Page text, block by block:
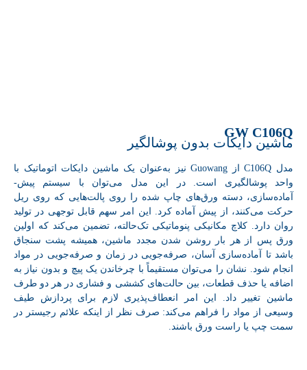
GW C106Q
ماشین دایکات بدون پوشالگیر
مدل C106Q از Guowang نیز به‌عنوان یک ماشین دایکات اتوماتیک با
واحد پوشالگیری است. در این مدل می‌توان با سیستم پیش‌-
آماده‌سازی، دسته ورق‌های چاپ شده را روی پالت‌هایی که روی ریل
حرکت می‌کنند، از پیش آماده کرد. این امر سهم قابل توجهی در تولید
روان دارد. کلاچ مکانیکی پنوماتیکی تک‌حالته، تضمین می‌کند که اولین
ورق پس از هر بار روشن شدن مجدد ماشین، همیشه پشت سنجاق
باشد تا آماده‌سازی آسان، صرفه‌جویی در زمان و صرفه‌جویی در مواد
انجام شود. نشان را می‌توان مستقیماً با چرخاندن یک پیچ و بدون نیاز به
اضافه یا حذف قطعات، بین حالت‌های کششی و فشاری در هر دو طرف
ماشین تغییر داد. این امر انعطاف‌پذیری لازم برای پردازش طیف
وسیعی از مواد را فراهم می‌کند: صرف نظر از اینکه علائم رجیستر در
سمت چپ یا راست ورق باشند.